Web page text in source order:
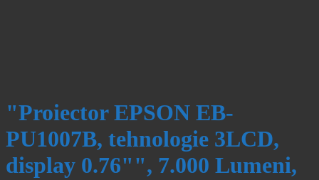
"Proiector EPSON EB-
PU1007B, tehnologie 3LCD,
display 0.76"", 7.000 Lumeni,